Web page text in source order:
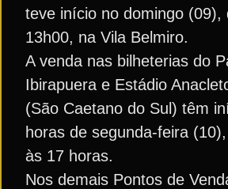
teve início no domingo (09),
13h00, na Vila Belmiro.
A venda nas bilheterias do
Ibirapuera e Estádio
(São Caetano do Sul) têm
horas de segunda-feira
às 17 horas.
Nos demais Pontos de